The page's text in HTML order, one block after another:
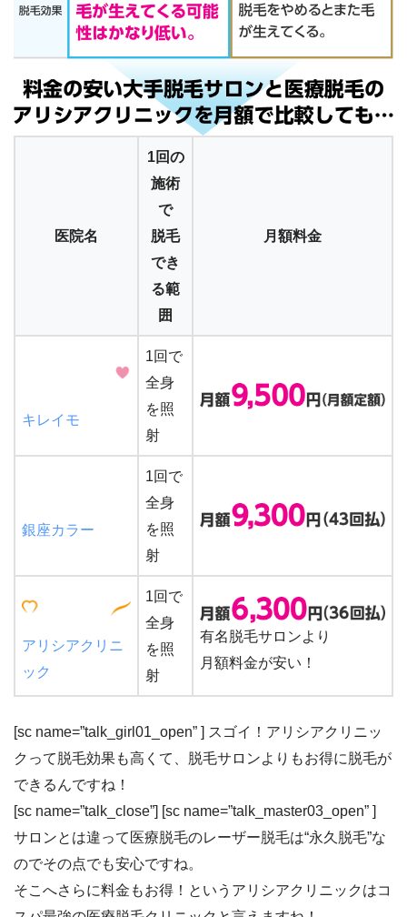
医院名
1回の
施術
で
脱毛
でき
る範
囲
月額料金
キレイモ
1回で
全身
を照
射
銀座カラー
1回で
全身
を照
射
アリシアクリニ
ック
1回で
全身
を照
射
有名脱毛サロンより
月額料金が安い！
[sc name=”talk_girl01_open” ] スゴイ！アリシアクリニッ
クって 脱毛効果も高くて、脱毛サロンよりもお得に脱毛が
できる んですね！
[sc name=”talk_close”] [sc name=”talk_master03_open” ]
サロンとは違って 医療脱毛のレーザー脱毛は“永久脱毛”な
のでその点でも安心ですね。
そこへさらに料金もお得！という アリシアクリニックはコ